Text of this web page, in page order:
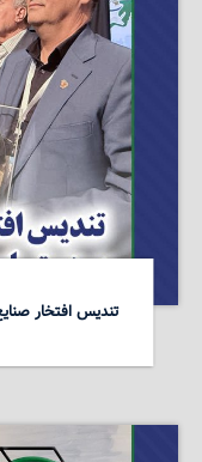
تندیس افتخار